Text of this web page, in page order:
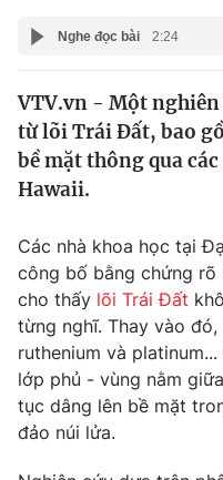
Pháp luật
Thế giới
Tin tức
Thế giới đó đây
Câu chuyện quốc tế
Tài chính
Thị trường
Góc doanh nghiệp
Dữ liệu và đời sống
Truyền hình
Phim VTV
Hậu trường
Giải trí
Đời sống
Công nghệ
Nghe đọc bài 2:24
VTV.vn - Một nghiên
từ lõi Trái Đất, bao
bề mặt thông qua
Hawaii.
Các nhà khoa học tại
công bố bằng chứng
cho thấy lõi Trái Đất
từng nghĩ. Thay vào
ruthenium và
lớp phủ - vùng nằm
tục dâng lên bề mặt
đảo núi lửa.